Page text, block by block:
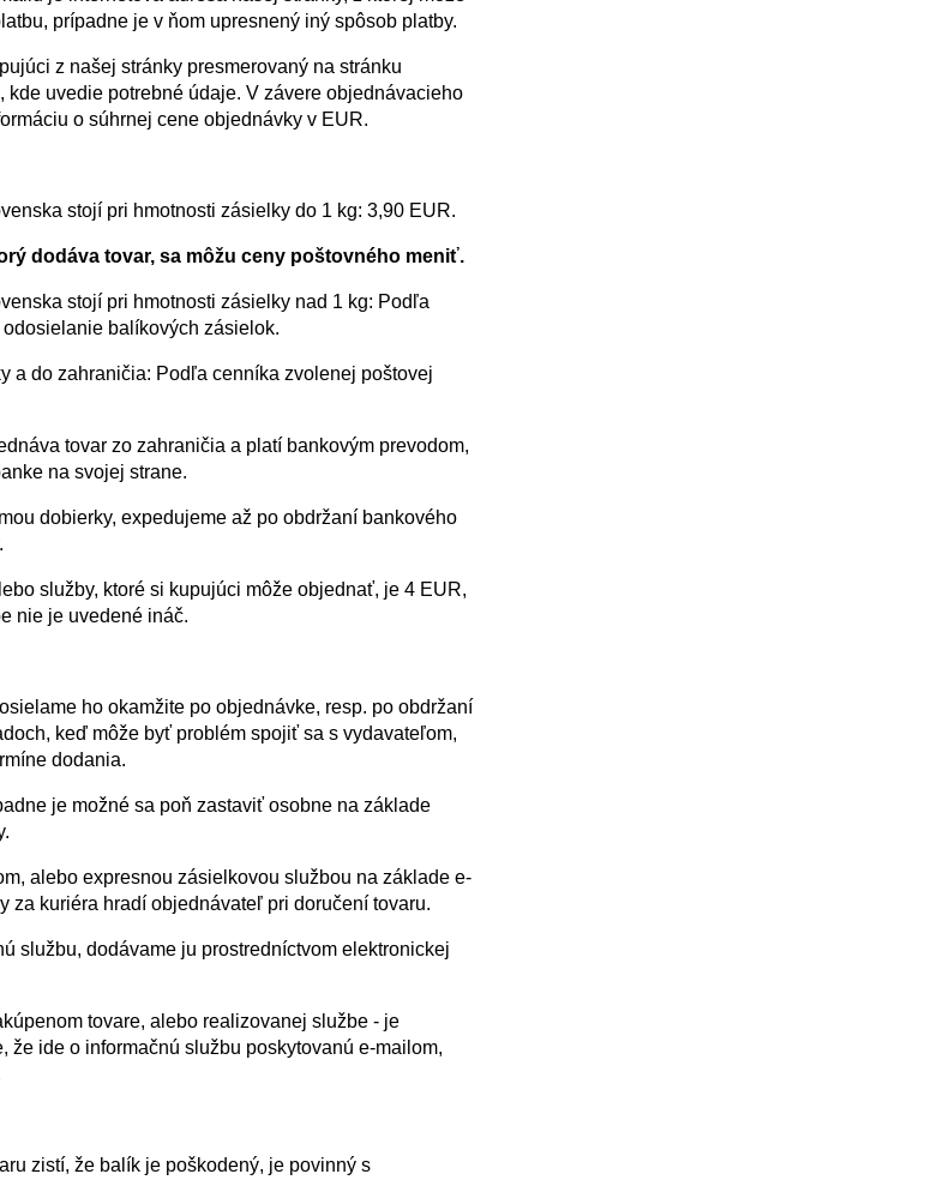
prípadne je v ňom upresnený iný spôsob platby.
z našej stránky presmerovaný na stránku
kde uvedie potrebné údaje. V závere objednávacieho
o súhrnej cene objednávky v EUR.
stojí pri hmotnosti zásielky do 1 kg: 3,90 EUR.
dodáva tovar, sa môžu ceny poštovného meniť.
stojí pri hmotnosti zásielky nad 1 kg: Podľa
balíkových zásielok.
a do zahraničia: Podľa cenníka zvolenej poštovej
tovar zo zahraničia a platí bankovým prevodom,
na svojej strane.
dobierky, expedujeme až po obdržaní bankového
služby, ktoré si kupujúci môže objednať, je 4 EUR,
nie je uvedené ináč.
ho okamžite po objednávke, resp. po obdržaní
keď môže byť problém spojiť sa s vydavateľom,
dodania.
je možné sa poň zastaviť osobne na základe
alebo expresnou zásielkovou službou na základe e-
za kuriéra hradí objednávateľ pri doručení tovaru.
službu, dodávame ju prostredníctvom elektronickej
tovare, alebo realizovanej službe - je
že ide o informačnú službu poskytovanú e-mailom,
zistí, že balík je poškodený, je povinný s